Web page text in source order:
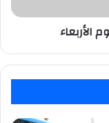
الأربعاء